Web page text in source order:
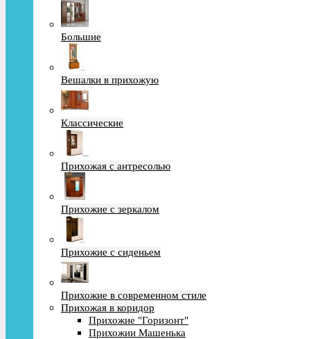
Большие
Вешалки в прихожую
Классические
Прихожая с антресолью
Прихожие с зеркалом
Прихожие с сиденьем
Прихожие в современном стиле
Прихожая в коридор
Прихожие "Горизонт"
Прихожии Машенька